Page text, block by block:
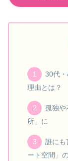
30代
理由とは？
孤独や
所」に
誰にも
ート空間」